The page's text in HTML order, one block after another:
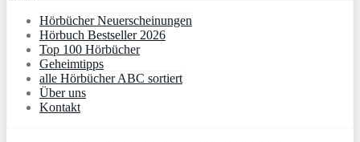
Hörbücher Neuerscheinungen
Hörbuch Bestseller 2026
Top 100 Hörbücher
Geheimtipps
alle Hörbücher ABC sortiert
Über uns
Kontakt